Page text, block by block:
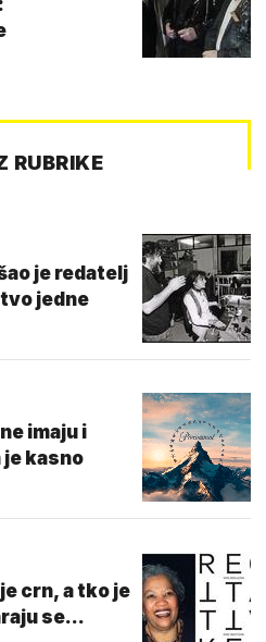
RUBRIKE
je redatelj
jedne
imaju i
je kasno
crn, a tko je
se...